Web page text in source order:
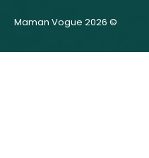
Maman Vogue 2026 ©